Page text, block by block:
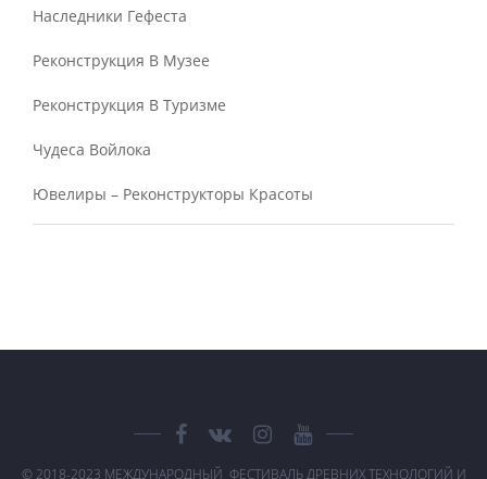
Наследники Гефеста
Реконструкция В Музее
Реконструкция В Туризме
Чудеса Войлока
Ювелиры – Реконструкторы Красоты
© 2018-2023 МЕЖДУНАРОДНЫЙ ФЕСТИВАЛЬ ДРЕВНИХ ТЕХНОЛОГИЙ И